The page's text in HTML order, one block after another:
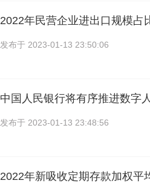
2022年民营企业进出口规模占
发布于 2023-01-13 23:50:06
中国人民银行将有序推进数字
发布于 2023-01-13 23:48:56
2022年新吸收定期存款加权平